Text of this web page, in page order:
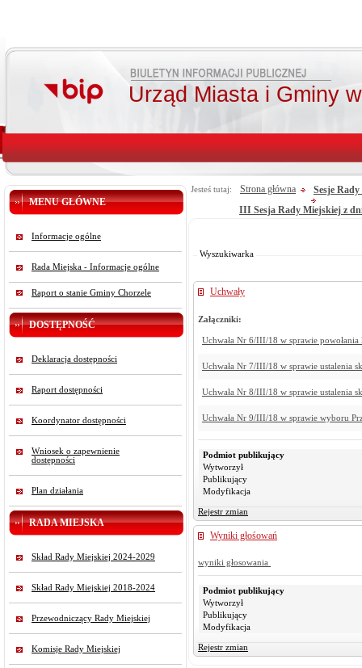
Urząd Miasta i Gminy
MENU GŁÓWNE
Informacje ogólne
Rada Miejska - Informacje ogólne
Raport o stanie Gminy Chorzele
DOSTĘPNOŚĆ
Deklaracja dostępności
Raport dostępności
Koordynator dostępności
Wniosek o zapewnienie
dostępności
Plan działania
RADA MIEJSKA
Skład Rady Miejskiej 2024-2029
Skład Rady Miejskiej 2018-2024
Przewodniczący Rady Miejskiej
Komisje Rady Miejskiej
Jesteś tutaj: Strona główna
Sesje
III Sesja Rady Miejskiej z
Wyszukiwarka
Uchwały
Załączniki:
Uchwała Nr 6/III/18 w sprawie
Uchwała Nr 7/III/18 w sprawie ustalenia
Uchwała Nr 8/III/18 w sprawie ustalenia
Uchwała Nr 9/III/18 w sprawie wyboru
Podmiot publikujący
Wytworzył
Publikujący
Modyfikacja
Rejestr zmian
Wyniki głośowań
wyniki głosowania
Podmiot publikujący
Wytworzył
Publikujący
Modyfikacja
Rejestr zmian